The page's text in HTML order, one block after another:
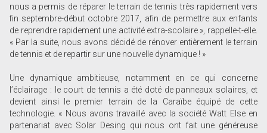
nous a permis de réparer le terrain de tennis très rapidement vers
fin septembre-début octobre 2017, afin de permettre aux enfants
de reprendre rapidement une activité extra-scolaire », rappelle-t-elle.
« Par la suite, nous avons décidé de rénover entièrement le terrain
de tennis et de repartir sur une nouvelle dynamique ! »
Une dynamique ambitieuse, notamment en ce qui concerne
l’éclairage : le court de tennis a été doté de panneaux solaires, et
devient ainsi le premier terrain de la Caraïbe équipé de cette
technologie. « Nous avons travaillé avec la société Watt Else en
partenariat avec Solar Desing qui nous ont fait une généreuse